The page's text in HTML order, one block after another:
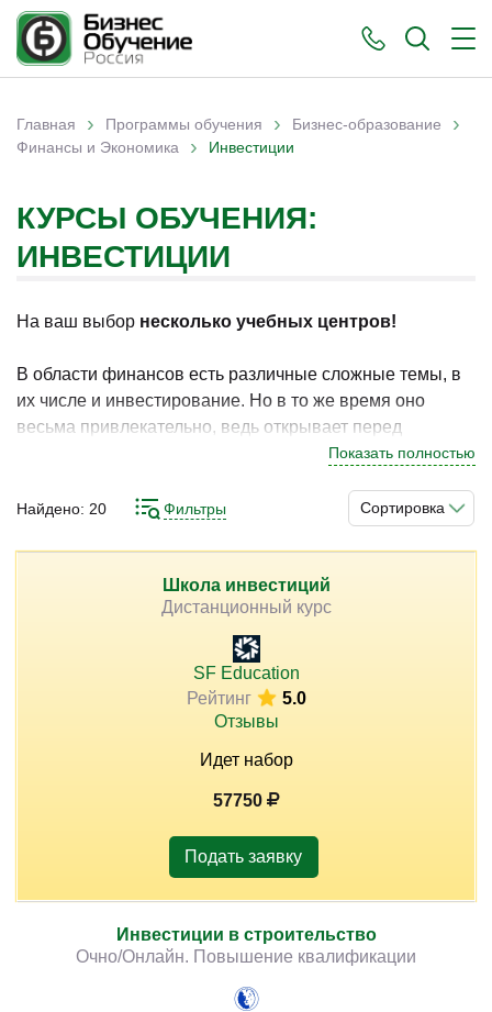
Вы здесь
Главная › Программы обучения › Бизнес-образование ›
Финансы и Экономика › Инвестиции
КУРСЫ ОБУЧЕНИЯ:
ИНВЕСТИЦИИ
На ваш выбор несколько учебных центров!
В области финансов есть различные сложные темы, в
их числе и инвестирование. Но в то же время оно
весьма привлекательно, ведь открывает перед
человеком возможности увеличить свой капитал, а не
возможностей потерять средства там также есть,
особенно если заниматься инвестициями наобум.
Получить полное представление об этой области
знаний вы можете с помощью специализированных
курсов. Они представят вам актуальные программы
подготовки по данному профилю.
Показать полностью
Сортировка
Найдено: 20 Фильтры
Школа инвестиций
Дистанционный курс
SF Education
Рейтинг
5.0
Отзывы
Идет набор
57750
Подать заявку
Инвестиции в строительство
Очно/Онлайн. Повышение квалификации